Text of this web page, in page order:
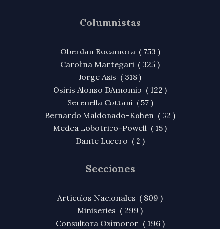
Columnistas
Oberdan Rocamora ( 753 )
Carolina Mantegari ( 325 )
Jorge Asis ( 318 )
Osiris Alonso DAmomio ( 122 )
Serenella Cottani ( 57 )
Bernardo Maldonado-Kohen ( 32 )
Medea Lobotrico-Powell ( 15 )
Dante Lucero ( 2 )
Secciones
Artículos Nacionales ( 809 )
Miniseries ( 299 )
Consultora Oxímoron ( 196 )